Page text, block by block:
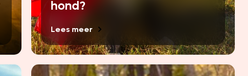
hond?
Lees meer